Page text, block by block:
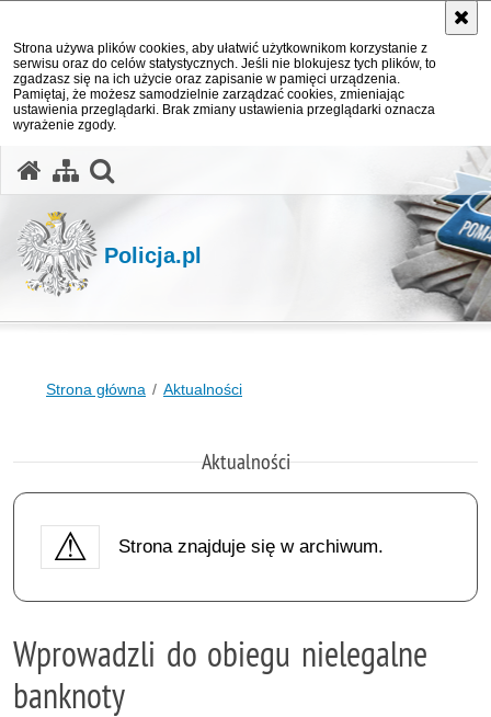
Strona używa plików cookies, aby ułatwić użytkownikom korzystanie z
serwisu oraz do celów statystycznych. Jeśli nie blokujesz tych plików, to
zgadzasz się na ich użycie oraz zapisanie w pamięci urządzenia.
Pamiętaj, że możesz samodzielnie zarządzać cookies, zmieniając
ustawienia przeglądarki. Brak zmiany ustawienia przeglądarki oznacza
wyrażenie zgody.
Policja.pl
Strona główna Aktualności
Aktualności
Strona znajduje się w archiwum.
Wprowadzli do obiegu nielegalne
banknoty